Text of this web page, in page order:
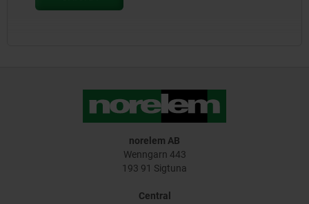
norelem AB
Wenngarn 443
193 91 Sigtuna
Central